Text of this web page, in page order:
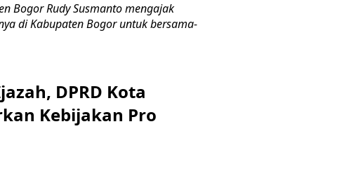
Bogor Rudy Susmanto mengajak
di Kabupaten Bogor untuk bersama-
DPRD Kota
Kebijakan Pro